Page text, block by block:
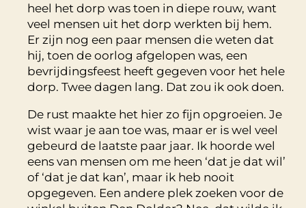
heel het dorp was toen in diepe rouw, want
veel mensen uit het dorp werkten bij hem.
Er zijn nog een paar mensen die weten dat
hij, toen de oorlog afgelopen was, een
bevrijdingsfeest heeft gegeven voor het hele
dorp. Twee dagen lang. Dat zou ik ook doen.
De rust maakte het hier zo fijn opgroeien. Je
wist waar je aan toe was, maar er is wel veel
gebeurd de laatste paar jaar. Ik hoorde wel
eens van mensen om me heen ‘dat je dat wil’
of ‘dat je dat kan’, maar ik heb nooit
opgegeven. Een andere plek zoeken voor de